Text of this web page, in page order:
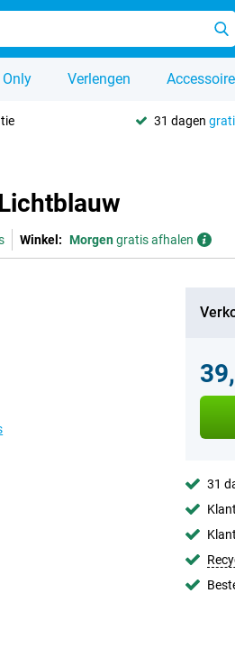
Verlengen
31 dagen
Winkel: Morgengratis afhalen
31